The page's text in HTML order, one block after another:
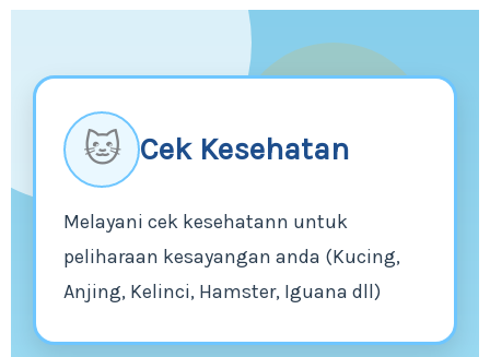
🐱 Cek Kesehatan
Melayani cek kesehatann untuk
peliharaan kesayangan anda (Kucing,
Anjing, Kelinci, Hamster, Iguana dll)